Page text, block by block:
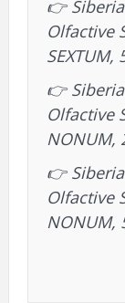
👉
Olfactive
SEXTUM,
👉
Olfactive
NONUM,
👉
Olfactive
NONUM,